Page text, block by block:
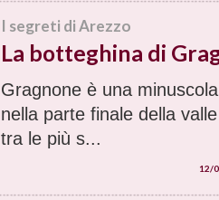
I segreti di Arezzo
La botteghina di
Gragnone è una
nella parte finale della
tra le più s...
12/